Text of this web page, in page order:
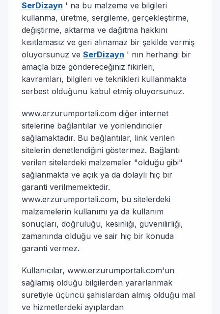
SerDizayn ' na bu malzeme ve bilgileri
kullanma, üretme, sergileme, gerçekleştirme,
değiştirme, aktarma ve dağıtma hakkını
kısıtlamasız ve geri alınamaz bir şekilde vermiş
oluyorsunuz ve SerDizayn ' nın herhangi bir
amaçla bize göndereceğiniz fikirleri,
kavramları, bilgileri ve teknikleri kullanmakta
serbest olduğunu kabul etmiş oluyorsunuz.
www.erzurumportali.com diğer internet
sitelerine bağlantılar ve yönlendiriciler
sağlamaktadır. Bu bağlantılar, link verilen
sitelerin denetlendiğini göstermez. Bağlantı
verilen sitelerdeki malzemeler "olduğu gibi"
sağlanmakta ve açık ya da dolaylı hiç bir
garanti verilmemektedir.
www.erzurumportali.com, bu sitelerdeki
malzemelerin kullanımı ya da kullanım
sonuçları, doğruluğu, kesinliği, güvenilirliği,
zamanında olduğu ve sair hiç bir konuda
garanti vermez.
Kullanıcılar, www.erzurumportali.com'un
sağlamış olduğu bilgilerden yararlanmak
suretiyle üçüncü şahıslardan almış olduğu mal
ve hizmetlerdeki ayıplardan